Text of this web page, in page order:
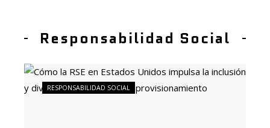
Responsabilidad Social
RESPONSABILIDAD SOCIAL